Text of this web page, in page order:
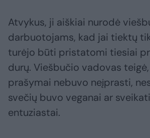
Atvykus, ji aiškiai nurodė
darbuotojams, kad jai tiektų
turėjo būti pristatomi tiesiai
durų. Viešbučio vadovas
prašymai nebuvo neįprasti,
svečių buvo veganai ar
entuziastai.